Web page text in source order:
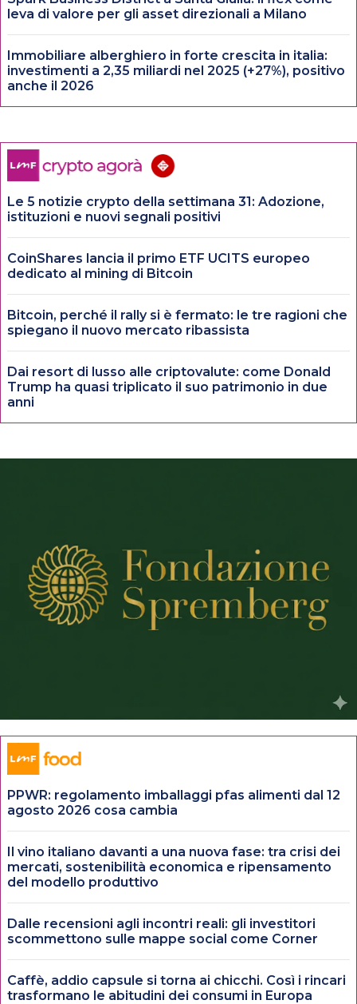
leva di valore per gli asset direzionali a Milano
Immobiliare alberghiero in forte crescita in italia:
investimenti a 2,35 miliardi nel 2025 (+27%), positivo
anche il 2026
Le 5 notizie crypto della settimana 31: Adozione,
istituzioni e nuovi segnali positivi
CoinShares lancia il primo ETF UCITS europeo
dedicato al mining di Bitcoin
Bitcoin, perché il rally si è fermato: le tre ragioni che
spiegano il nuovo mercato ribassista
Dai resort di lusso alle criptovalute: come Donald
Trump ha quasi triplicato il suo patrimonio in due
anni
PPWR: regolamento imballaggi pfas alimenti dal 12
agosto 2026 cosa cambia
Il vino italiano davanti a una nuova fase: tra crisi dei
mercati, sostenibilità economica e ripensamento
del modello produttivo
Dalle recensioni agli incontri reali: gli investitori
scommettono sulle mappe social come Corner
Caffè, addio capsule si torna ai chicchi. Così i rincari
trasformano le abitudini dei consumi in Europa